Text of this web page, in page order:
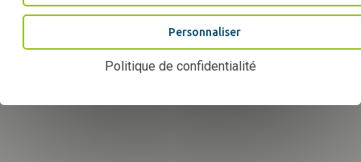
Personnaliser
Politique de confidentialité